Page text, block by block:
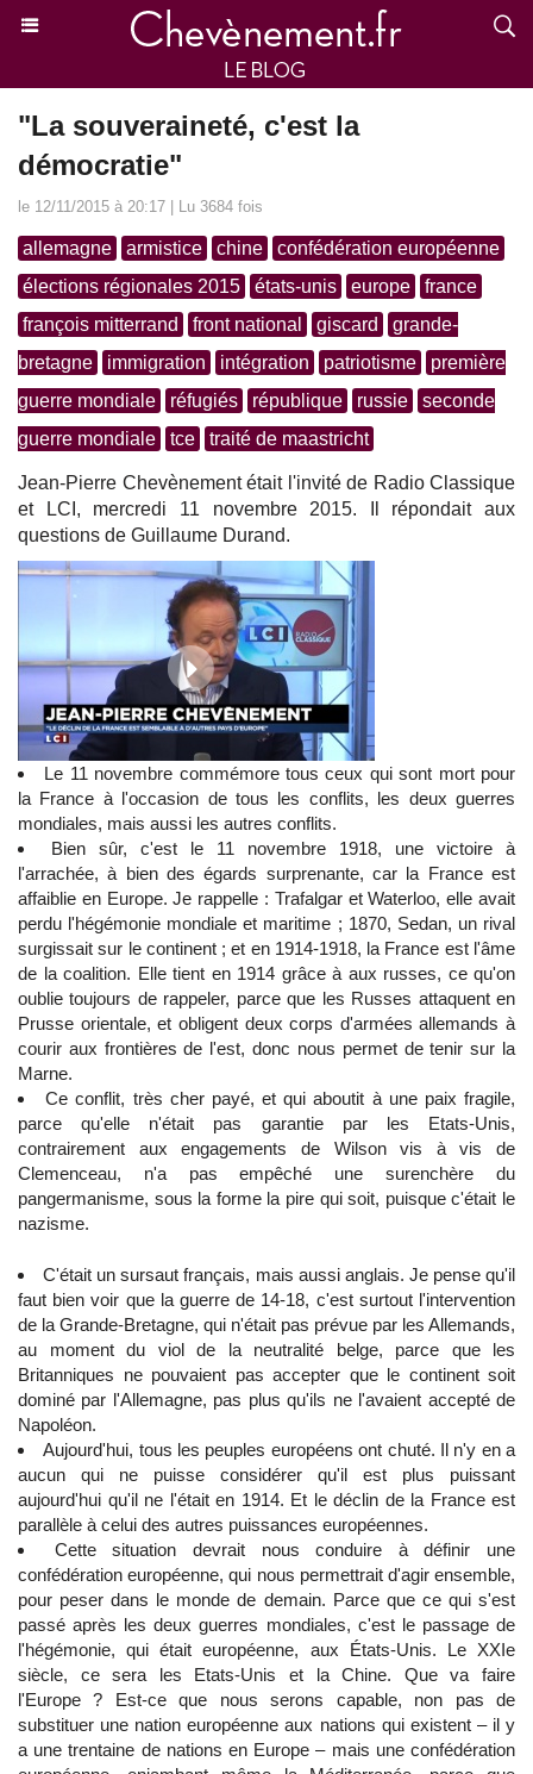
"La souveraineté, c'est la
démocratie"
le 12/11/2015 à 20:17 | Lu 3684 fois
allemagne armistice chine
confédération européenne
élections régionales 2015
états-unis europe
france
françois mitterrand
front national giscard
grande-
bretagne
immigration intégration patriotisme
première
guerre mondiale
réfugiés république russie
seconde
guerre mondiale
tce traité de maastricht
Jean-Pierre Chevènement était l'invité de Radio Classique
et LCI, mercredi 11 novembre 2015. Il répondait aux
questions de Guillaume Durand.
Le 11 novembre commémore tous ceux qui sont mort pour
la France à l'occasion de tous les conflits, les deux guerres
mondiales, mais aussi les autres conflits.
Bien sûr, c'est le 11 novembre 1918, une victoire à
l'arrachée, à bien des égards surprenante, car la France est
affaiblie en Europe. Je rappelle : Trafalgar et Waterloo, elle avait
perdu l'hégémonie mondiale et maritime ; 1870, Sedan, un rival
surgissait sur le continent ; et en 1914-1918, la France est l'âme
de la coalition. Elle tient en 1914 grâce à aux russes, ce qu'on
oublie toujours de rappeler, parce que les Russes attaquent en
Prusse orientale, et obligent deux corps d'armées allemands à
courir aux frontières de l'est, donc nous permet de tenir sur la
Marne.
Ce conflit, très cher payé, et qui aboutit à une paix fragile,
parce qu'elle n'était pas garantie par les Etats-Unis,
contrairement aux engagements de Wilson vis à vis de
Clemenceau, n'a pas empêché une surenchère du
pangermanisme, sous la forme la pire qui soit, puisque c'était le
nazisme.
C'était un sursaut français, mais aussi anglais. Je pense qu'il
faut bien voir que la guerre de 14-18, c'est surtout l'intervention
de la Grande-Bretagne, qui n'était pas prévue par les Allemands,
au moment du viol de la neutralité belge, parce que les
Britanniques ne pouvaient pas accepter que le continent soit
dominé par l'Allemagne, pas plus qu'ils ne l'avaient accepté de
Napoléon.
Aujourd'hui, tous les peuples européens ont chuté. Il n'y en a
aucun qui ne puisse considérer qu'il est plus puissant
aujourd'hui qu'il ne l'était en 1914. Et le déclin de la France est
parallèle à celui des autres puissances européennes.
Cette situation devrait nous conduire à définir une
confédération européenne, qui nous permettrait d'agir ensemble,
pour peser dans le monde de demain. Parce que ce qui s'est
passé après les deux guerres mondiales, c'est le passage de
l'hégémonie, qui était européenne, aux États-Unis. Le XXIe
siècle, ce sera les Etats-Unis et la Chine. Que va faire
l'Europe ? Est-ce que nous serons capable, non pas de
substituer une nation européenne aux nations qui existent – il y
a une trentaine de nations en Europe – mais une confédération